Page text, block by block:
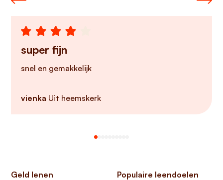
super fijn
snel en gemakkelijk
vienka Uit heemskerk
Geld lenen
Populaire leendoelen